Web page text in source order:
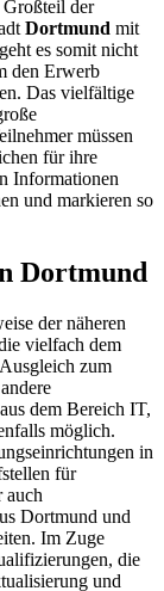
der
Dortmund mit
es somit nicht
den Erwerb
Das vielfältige
müssen
für ihre
Informationen
und markieren so
Dortmund
der näheren
vielfach dem
zum
dem Bereich IT,
möglich.
in
für
auch
Dortmund und
Im Zuge
die
und